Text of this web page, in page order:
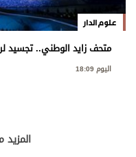
علوم الدار
متحف زايد الوطني.. تجسيد
اليوم 18:09